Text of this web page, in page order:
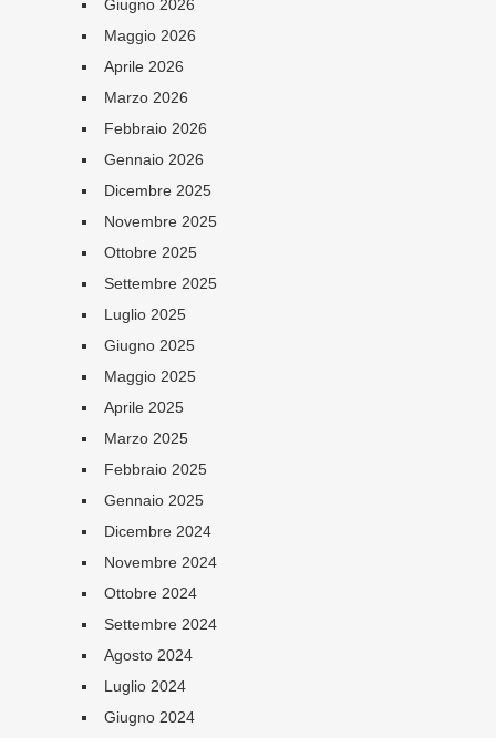
Giugno 2026
Maggio 2026
Aprile 2026
Marzo 2026
Febbraio 2026
Gennaio 2026
Dicembre 2025
Novembre 2025
Ottobre 2025
Settembre 2025
Luglio 2025
Giugno 2025
Maggio 2025
Aprile 2025
Marzo 2025
Febbraio 2025
Gennaio 2025
Dicembre 2024
Novembre 2024
Ottobre 2024
Settembre 2024
Agosto 2024
Luglio 2024
Giugno 2024